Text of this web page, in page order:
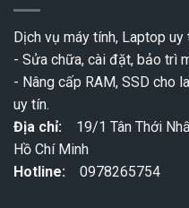
Dịch vụ máy tính, Laptop uy
- Sửa chữa, cài đặt, bảo trì
- Nâng cấp RAM, SSD cho
uy tín.
Địa chỉ: 19/1 Tân Thới
Hồ Chí Minh
Hotline:
0978265754